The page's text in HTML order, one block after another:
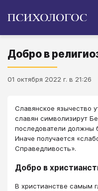
Добро в
01 октября 2022 г. в 21:26
Славянское язычество
славян символизирут
последователи должны
Иначе получается
Справедливость».
Добро в
В христианстве самым